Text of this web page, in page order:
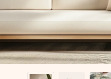
Herzen. Kein Stress, nur
Moment.